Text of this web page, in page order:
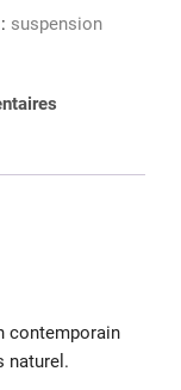
suspension
contemporain
naturel.